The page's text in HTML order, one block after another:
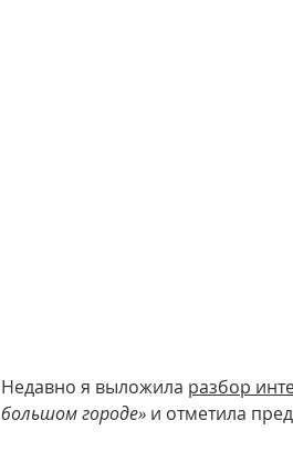
Недавно я выложила разбор
большом городе» и отметила